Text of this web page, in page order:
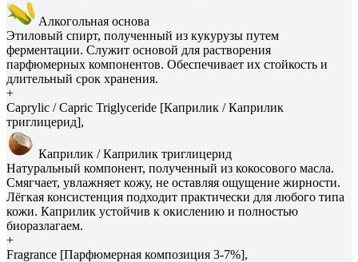
Алкогольная основа
Этиловый спирт, полученный из кукурузы путем
ферментации. Служит основой для растворения
парфюмерных компонентов. Обеспечивает их стойкость и
длительный срок хранения.
+
Caprylic / Capric Triglyceride [Каприлик / Каприлик
триглицерид],
Каприлик / Каприлик триглицерид
Натуральный компонент, полученный из кокосового масла.
Смягчает, увлажняет кожу, не оставляя ощущение жирности.
Лёгкая консистенция подходит практически для любого типа
кожи. Каприлик устойчив к окислению и полностью
биоразлагаем.
+
Fragrance [Парфюмерная композиция 3-7%],